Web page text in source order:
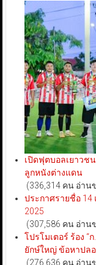
เปิดฟุตบอลเยาวช
ลูกหนังต่างแดน
(336,314 คน อ่าน
ประกาศรายชื่อ
2025
(307,586 คน อ่าน
โปรโมเตอร์ ร้อง “
ยักษ์ใหญ่ ข้อหาปลอ
(276,636 คน อ่าน